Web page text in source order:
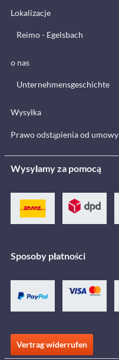
Lokalizacje
Reimo - Egelsbach
o nas
Unternehmensgeschichte
Wysyłka
Prawo odstąpienia od umowy
Wysyłamy za pomocą
Sposoby płatności
Vertrag widerrufen